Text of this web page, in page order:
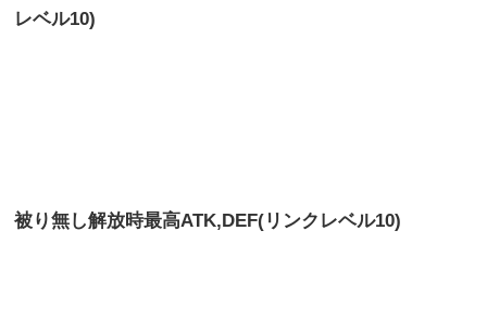
レベル10)
被り無し解放時最高ATK,DEF(リンクレベル10)